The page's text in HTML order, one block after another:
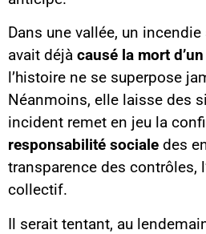
Dans une vallée, un
avait déjà causé la mort
l’histoire ne se superpose
Néanmoins, elle laisse des
incident remet en jeu la
responsabilité sociale des
transparence des contrôles,
collectif.
Il serait tentant, au